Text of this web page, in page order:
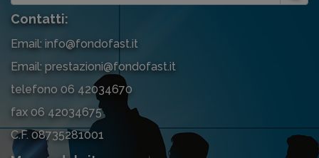
Contatti:
Email: info@fondofast.it
Email: prestazioni@fondofast.it
telefono 06 42034670
fax 06 42034675
C.F. 08735281001